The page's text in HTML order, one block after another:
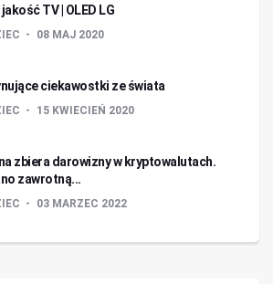
jakość TV | OLED LG
08 MAJ 2020
ciekawostki ze świata
15 KWIECIEŃ 2020
zbiera darowizny w kryptowalutach.
zawrotną...
03 MARZEC 2022